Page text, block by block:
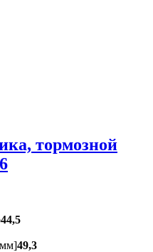
тормозной
44,5
49,3